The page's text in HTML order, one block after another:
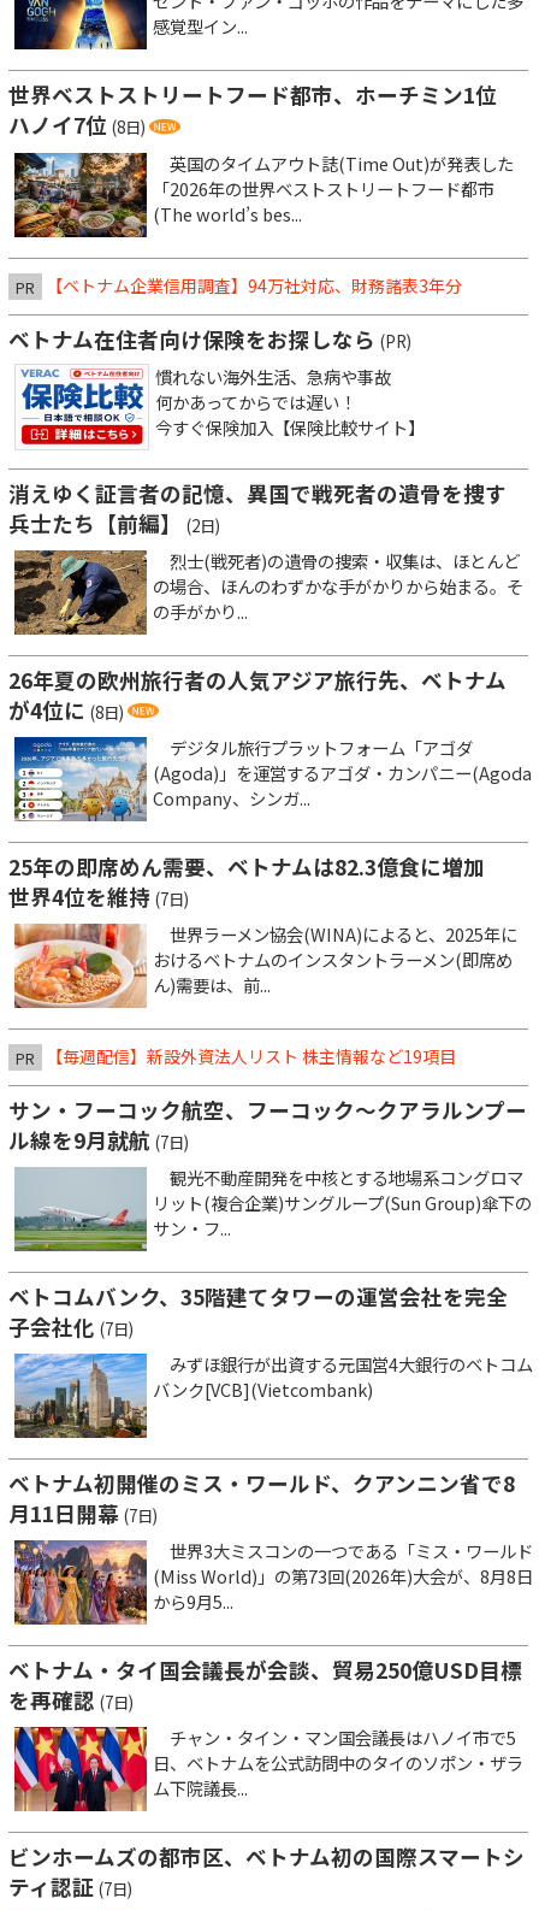
感覚型イン...
世界ベストストリートフード都市、ホーチミン1位
ハノイ7位 (8日)
英国のタイムアウト誌(Time Out)が発表した
「2026年の世界ベストストリートフード都市
(The world’s bes...
PR 【ベトナム企業信用調査】94万社対応、財務諸表3年分
ベトナム在住者向け保険をお探しなら (PR)
慣れない海外生活、急病や事故
何かあってからでは遅い！
今すぐ保険加入【保険比較サイト】
消えゆく証言者の記憶、異国で戦死者の遺骨を捜す
兵士たち【前編】
(2日)
烈士(戦死者)の遺骨の捜索・収集は、ほとんど
の場合、ほんのわずかな手がかりから始まる。そ
の手がかり...
26年夏の欧州旅行者の人気アジア旅行先、ベトナム
が4位に (8日)
デジタル旅行プラットフォーム「アゴダ
(Agoda)」を運営するアゴダ・カンパニー(Agoda
Company、シンガ...
25年の即席めん需要、ベトナムは82.3億食に増加
世界4位を維持 (7日)
世界ラーメン協会(WINA)によると、2025年に
おけるベトナムのインスタントラーメン(即席め
ん)需要は、前...
PR 【毎週配信】新設外資法人リスト 株主情報など19項目
サン・フーコック航空、フーコック～クアラルンプー
ル線を9月就航 (7日)
観光不動産開発を中核とする地場系コングロマ
リット(複合企業)サングループ(Sun Group)傘下の
サン・フ...
ベトコムバンク、35階建てタワーの運営会社を完全
子会社化 (7日)
みずほ銀行が出資する元国営4大銀行のベトコム
バンク[VCB](Vietcombank)
ベトナム初開催のミス・ワールド、クアンニン省で8
月11日開幕 (7日)
世界3大ミスコンの一つである「ミス・ワールド
(Miss World)」の第73回(2026年)大会が、8月8日
から9月5...
ベトナム・タイ国会議長が会談、貿易250億USD目標
を再確認 (7日)
チャン・タイン・マン国会議長はハノイ市で5
日、ベトナムを公式訪問中のタイのソポン・ザラ
ム下院議長...
ビンホームズの都市区、ベトナム初の国際スマートシ
ティ認証 (7日)